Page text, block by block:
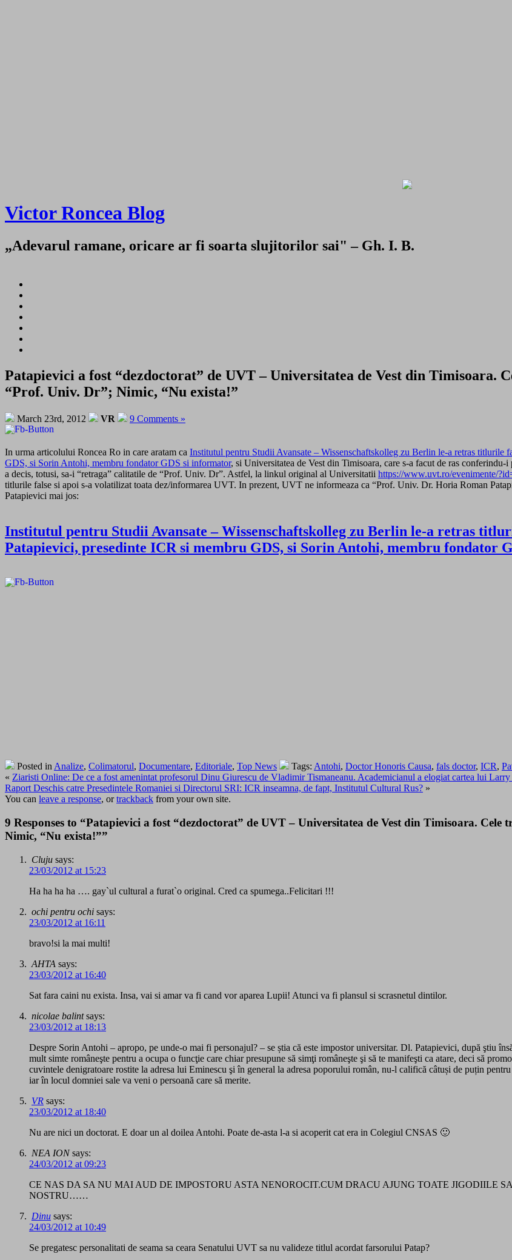
Victor Roncea Blog
„Adevarul ramane, oricare ar fi soarta slujitorilor sai" – Gh. I. B.
Patapievici a fost “dezdoctorat” de UVT – Universitatea de Vest din Timisoara.
“Prof. Univ. Dr”; Nimic, “Nu exista!”
March 23rd, 2012 VR 9 Comments »
In urma articolului Roncea Ro in care aratam ca Institutul pentru Studii Avansate – Wissenschaftskolleg zu Berlin le-a retras
GDS, si Sorin Antohi, membru fondator GDS si informator, si Universitatea de Vest din Timisoara, care s-a facut de ras
a decis, totusi, sa-i “retraga” calitatile de “Prof. Univ. Dr”. Astfel, la linkul original al Universitatii https://www.uvt.ro/evenimente/
titlurile false si apoi s-a volatilizat toata dez/informarea UVT. In prezent, UVT ne informeaza ca “Prof. Univ. Dr. Horia Roman
Patapievici mai jos:
Institutul pentru Studii Avansate – Wissenschaftskolleg zu Berlin le-a retras
Patapievici, presedinte ICR si membru GDS, si Sorin Antohi, membru fondator
Posted inAnalize, Colimatorul, Documentare, Editoriale, Top News Tags: Antohi, Doctor Honoris Causa, fals doctor, ICR,
« Ziaristi Online: De ce a fost amenintat profesorul Dinu Giurescu de Vladimir Tismaneanu. Academicianul a elogiat cartea lui
Raport Deschis catre Presedintele Romaniei si Directorul SRI: ICR inseamna, de fapt, Institutul Cultural Rus? »
You can leave a response, ortrackback from your own site.
9 Responses to “Patapievici a fost “dezdoctorat” de UVT – Universitatea de Vest din Timisoara.
Nimic, “Nu exista!””
Cluju says:
23/03/2012 at 15:23
Ha ha ha ha …. gay`ul cultural a furat`o original. Cred ca spumega..Felicitari !!!
ochi pentru ochi says:
23/03/2012 at 16:11
bravo!si la mai multi!
AHTA says:
23/03/2012 at 16:40
Sat fara caini nu exista. Insa, vai si amar va fi cand vor aparea Lupii! Atunci va fi plansul si scrasnetul dintilor.
nicolae balint says:
23/03/2012 at 18:13
Despre Sorin Antohi – apropo, pe unde-o mai fi personajul? – se știa că este impostor universitar. Dl. Patapievici, după ştiu
mult simte româneşte pentru a ocupa o funcţie care chiar presupune să simţi româneşte şi să te manifeşti ca atare, deci să
cuvintele denigratoare rostite la adresa lui Eminescu şi în general la adresa poporului român, nu-l califică câtuși de puțin
iar în locul domniei sale va veni o persoană care să merite.
VR says:
23/03/2012 at 18:40
Nu are nici un doctorat. E doar un al doilea Antohi. Poate de-asta l-a si acoperit cat era in Colegiul CNSAS 🙂
NEA ION says:
24/03/2012 at 09:23
CE NAS DA SA NU MAI AUD DE IMPOSTORU ASTA NENOROCIT.CUM DRACU AJUNG TOATE JIGODIILE
NOSTRU……
Dinu says:
24/03/2012 at 10:49
Se pregatesc personalitati de seama sa ceara Senatului UVT sa nu valideze titlul acordat farsorului Patap?